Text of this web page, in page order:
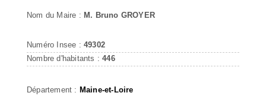
Nom du Maire : M. Bruno GROYER
Numéro Insee : 49302
Nombre d'habitants :446
Département : Maine-et-Loire